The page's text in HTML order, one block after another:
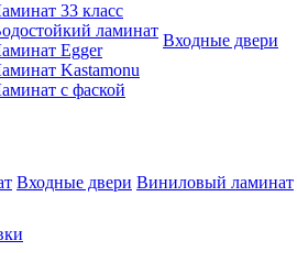
33 класс
ламинат
Egger
Kastamonu
с фаской
Входные двери
Входные двери Виниловый ламинат